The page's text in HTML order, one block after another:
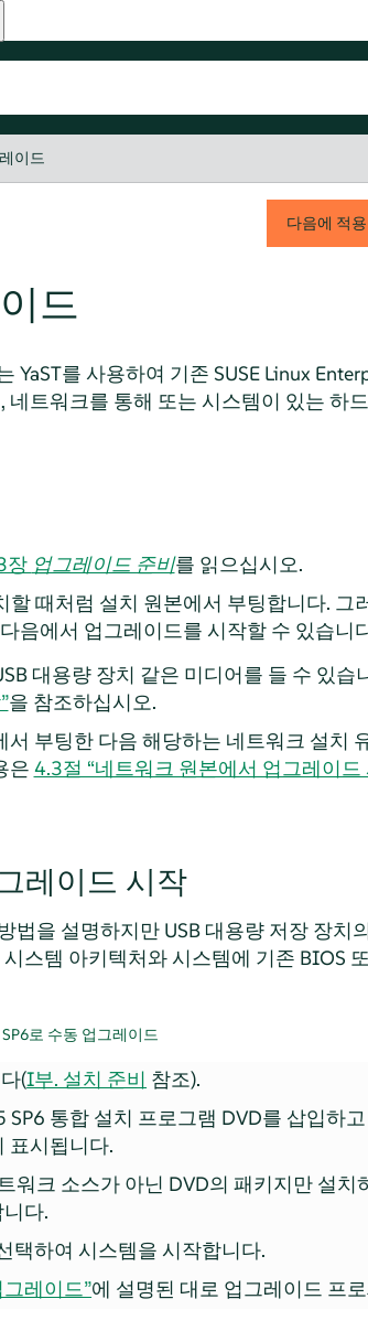
이드
다음에 적용
드
YaST를 사용하여 기존 SUSE Linux
트워크를 통해 또는 시스템이 있는 하
장 업그레이드 준비를 읽으십시오.
때처럼 설치 원본에서 부팅합니다. 그
음에서 업그레이드를 시작할 수 있습니
대용량 장치 같은 미디어를 들 수 있습
을 참조하십시오.
서 부팅한 다음 해당하는 네트워크 설치
은 4.3절 “네트워크 원본에서 업그레이드
레이드 시작
법을 설명하지만 USB 대용량 저장 장치
스템 아키텍처와 시스템에 기존 BIOS
로 수동 업그레이드
(I부. 설치 준비 참조).
SP6 통합 설치 프로그램 DVD를 삽입하
표시됩니다.
워크 소스가 아닌 DVD의 패키지만 설치
다.
택하여 시스템을 시작합니다.
레이드”에 설명된 대로 업그레이드 프